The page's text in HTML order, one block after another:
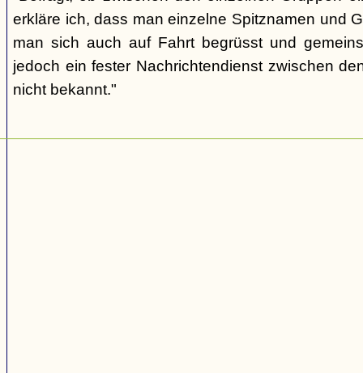
erkläre ich, dass man einzelne Spitznamen und
man sich auch auf Fahrt begrüsst und
jedoch ein fester Nachrichtendienst zwischen
nicht bekannt."